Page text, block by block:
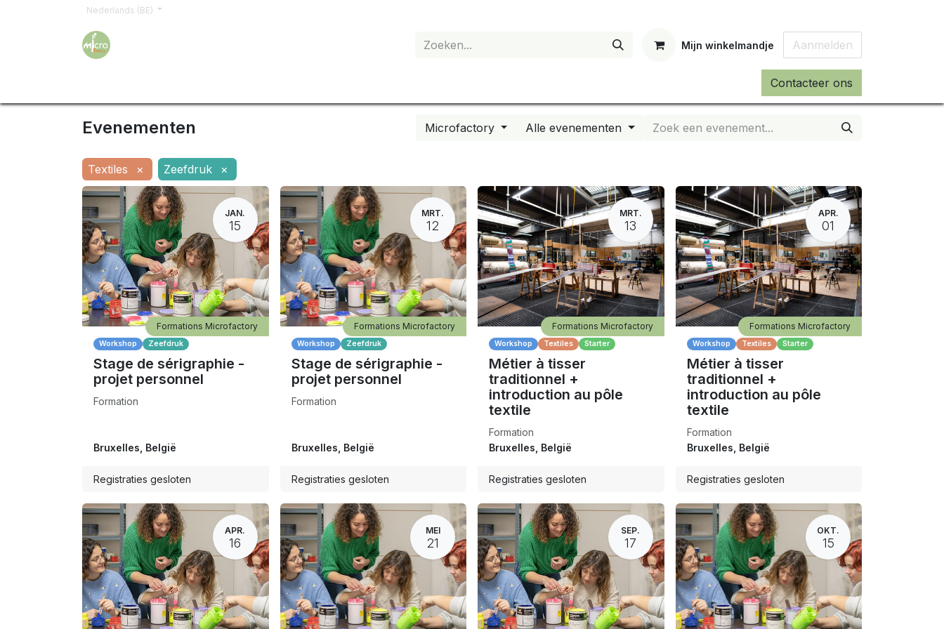
Nederlands (BE)
Mijn winkelmandje Aanmelden
Contacteer ons
Evenementen Microfactory Alle evenementen
Textiles × Zeefdruk ×
JAN.
15
Workshop Zeefdruk
Stage de sérigraphie -
projet personnel
Formation
Formations Microfactory
Bruxelles België
Registraties gesloten
MRT.
12
Workshop Zeefdruk
Stage de sérigraphie -
projet personnel
Formation
Formations Microfactory
Bruxelles België
Registraties gesloten
MRT.
13
Workshop Textiles Starter
Métier à tisser
traditionnel +
introduction au pôle
textile
Formation
Formations Microfactory
Bruxelles België
Registraties gesloten
APR.
01
Workshop Textiles Starter
Métier à tisser
traditionnel +
introduction au pôle
textile
Formation
Formations Microfactory
Bruxelles België
Registraties gesloten
APR.
16
MEI
21
SEP.
17
OKT.
15